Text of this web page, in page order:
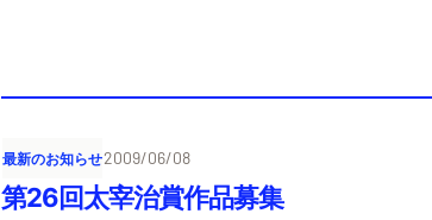
最新のお知らせ2009/06/08
第26回太宰治賞作品募集